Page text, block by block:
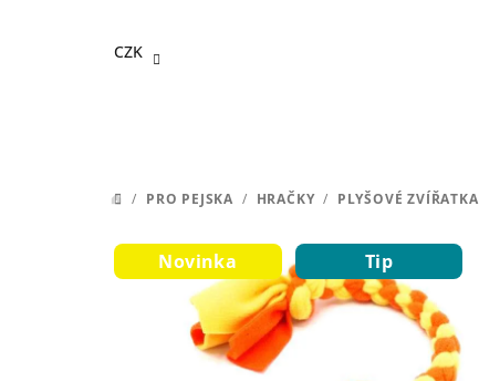
CZK
DOMŮ
/ PRO PEJSKA / HRAČKY / PLYŠOVÉ ZVÍŘATKA
Novinka Tip